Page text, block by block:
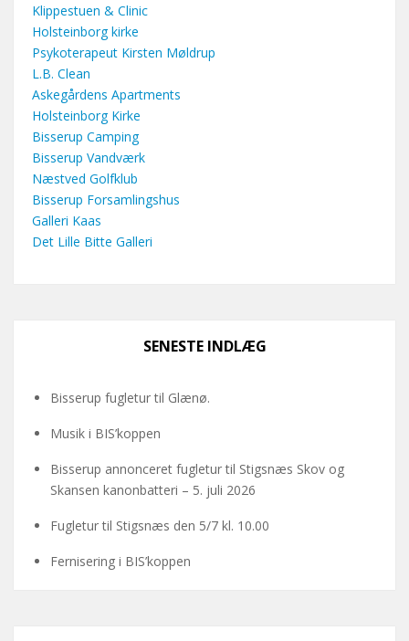
Klippestuen & Clinic
Holsteinborg kirke
Psykoterapeut Kirsten Møldrup
L.B. Clean
Askegårdens Apartments
Holsteinborg Kirke
Bisserup Camping
Bisserup Vandværk
Næstved Golfklub
Bisserup Forsamlingshus
Galleri Kaas
Det Lille Bitte Galleri
SENESTE INDLÆG
Bisserup fugletur til Glænø.
Musik i BIS’koppen
Bisserup annonceret fugletur til Stigsnæs Skov og
Skansen kanonbatteri – 5. juli 2026
Fugletur til Stigsnæs den 5/7 kl. 10.00
Fernisering i BIS’koppen